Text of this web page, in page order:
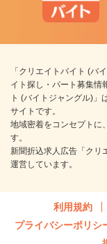
「クリエイトバイト (バ
イト探し・パート募集情
ト (バイトジャングル)」
サイトです。
地域密着をコンセプトに
す。
新聞折込求人広告「クリ
運営しています。
利用規約
プライバシーポリシ